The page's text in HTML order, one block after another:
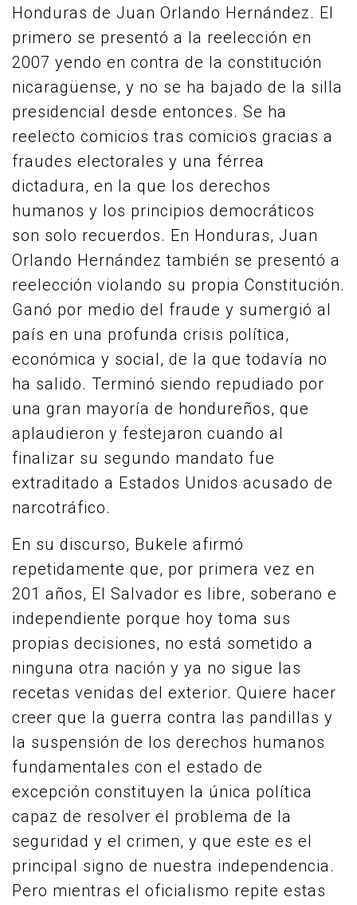
Honduras de Juan Orlando Hernández. El
primero se presentó a la reelección en
2007 yendo en contra de la constitución
nicaragüense, y no se ha bajado de la silla
presidencial desde entonces. Se ha
reelecto comicios tras comicios gracias a
fraudes electorales y una férrea
dictadura, en la que los derechos
humanos y los principios democráticos
son solo recuerdos. En Honduras, Juan
Orlando Hernández también se presentó a
reelección violando su propia Constitución.
Ganó por medio del fraude y sumergió al
país en una profunda crisis política,
económica y social, de la que todavía no
ha salido. Terminó siendo repudiado por
una gran mayoría de hondureños, que
aplaudieron y festejaron cuando al
finalizar su segundo mandato fue
extraditado a Estados Unidos acusado de
narcotráfico.
En su discurso, Bukele afirmó
repetidamente que, por primera vez en
201 años, El Salvador es libre, soberano e
independiente porque hoy toma sus
propias decisiones, no está sometido a
ninguna otra nación y ya no sigue las
recetas venidas del exterior. Quiere hacer
creer que la guerra contra las pandillas y
la suspensión de los derechos humanos
fundamentales con el estado de
excepción constituyen la única política
capaz de resolver el problema de la
seguridad y el crimen, y que este es el
principal signo de nuestra independencia.
Pero mientras el oficialismo repite estas